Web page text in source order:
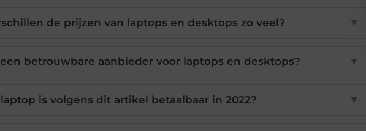
de prijzen van laptops en desktops zo veel? ▼
betrouwbare aanbieder voor laptops en desktops? ▼
is volgens dit artikel betaalbaar in 2022? ▼